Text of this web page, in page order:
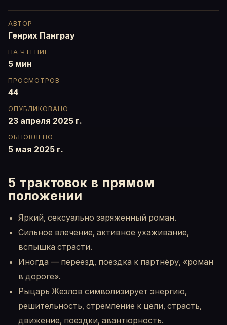
АВТОР
Генрих Панграу
НА ЧТЕНИЕ
5 мин
ПРОСМОТРОВ
44
ОПУБЛИКОВАНО
23 апреля 2025 г.
ОБНОВЛЕНО
5 мая 2025 г.
5 трактовок в прямом
положении
Яркий, сексуально заряженный роман.
Сильное влечение, активное ухаживание,
вспышка страсти.
Иногда — переезд, поездка к партнёру, «роман
в дороге».
Рыцарь Жезлов символизирует энергию,
решительность, стремление к цели, страсть,
движение, поездки, авантюрность.